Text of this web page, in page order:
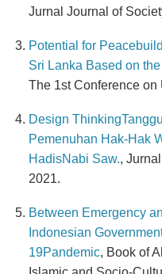
Jurnal Journal of
Potential for
Sri Lanka Based on
The 1st Conference
Design
Pemenuhan Hak-Hak
HadisNabi Saw.,
2021.
Between Emergency
Indonesian
19Pandemic, Book of